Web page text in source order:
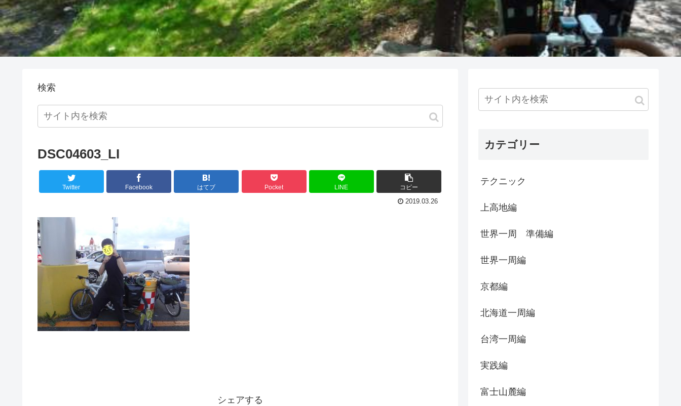
検索
DSC04603_LI
Twitter Facebook はてブ Pocket LINE コピー
2019.03.26
シェアする
カテゴリー
テクニック
上高地編
世界一周 準備編
世界一周編
京都編
北海道一周編
台湾一周編
実践編
富士山麓編